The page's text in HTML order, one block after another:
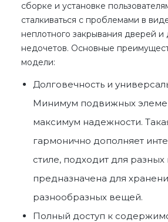
сборке и установке
сталкиваться с проблемами в
неплотного закрывания дверей и
недочетов. Основные
модели:
Долговечность и
Минимум подвижных
максимум надежности.
гармонично дополняет
стиле, подходит для
предназначена для
разнообразных вещей.
Полный доступ к